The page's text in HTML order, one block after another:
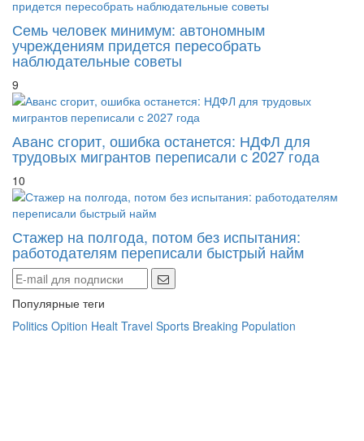
Семь человек минимум: автономным
учреждениям придется пересобрать
наблюдательные советы
9
Аванс сгорит, ошибка останется: НДФЛ для
трудовых мигрантов переписали с 2027 года
10
Стажер на полгода, потом без испытания:
работодателям переписали быстрый найм
Популярные теги
Politics Opition Healt Travel Sports Breaking Population